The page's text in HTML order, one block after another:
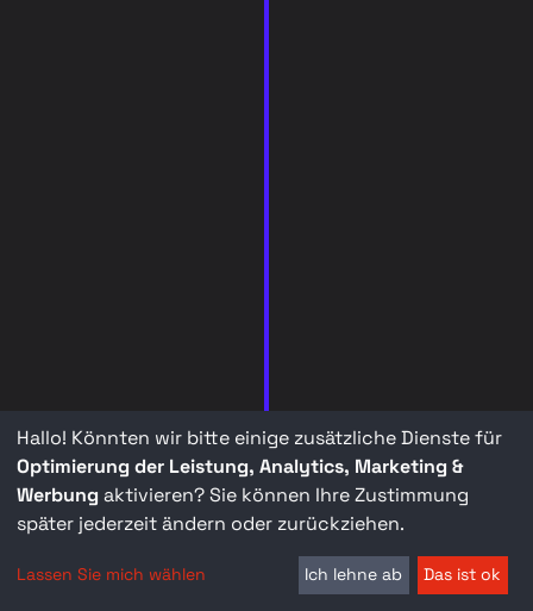
Hallo! Könnten wir bitte einige zusätzliche Dienste für
Optimierung der Leistung, Analytics, Marketing &
Werbung aktivieren? Sie können Ihre Zustimmung
später jederzeit ändern oder zurückziehen.
Lassen Sie mich wählen Ich lehne ab Das ist ok